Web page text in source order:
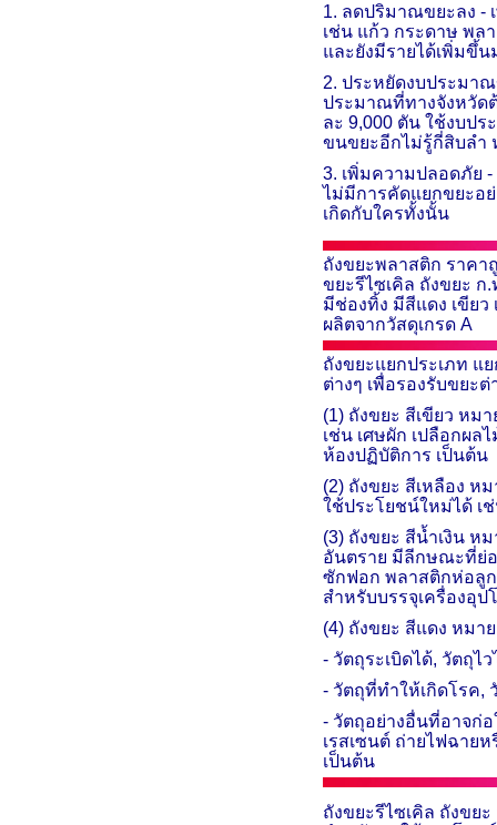
1. ลดปริมาณขยะลง -
เช่น แก้ว กระดาษ พล
และยังมีรายได้เพิ่มขึ้น
2. ประหยัดงบประมา
ประมาณที่ทางจังหวัด
ละ 9,000 ตัน ใช้งบปร
ขนขยะอีกไม่รู้กี่สิบลำ
3. เพิ่มความปลอดภัย
ไม่มีการคัดแยกขยะอ
เกิดกับใครทั้งนั้น
ถังขยะพลาสติก ราคา
ขยะรีไซเคิล ถังขยะ ก.
มีช่องทิ้ง มีสีแดง เขีย
ผลิตจากวัสดุเกรด A
ถังขยะแยกประเภท แ
ต่างๆ เพื่อรองรับขยะ
(1) ถังขยะ สีเขียว หม
เช่น เศษผัก เปลือกผล
ห้องปฏิบัติการ เป็นต้น
(2) ถังขยะ สีเหลือง ห
ใช้ประโยชน์ใหม่ได้ เ
(3) ถังขยะ สีน้ำเงินหม
อันตราย มีลีกษณะที่ย่
ซักฟอก พลาสติกห่อลูก
สำหรับบรรจุเครื่องอุ
(4) ถังขยะ สีแดง หม
- วัตถุระเบิดได้, วัตถุไว
- วัตถุที่ทำให้เกิดโรค,
- วัตถุอย่างอื่นที่อาจก่
เรสเซนต์ ถ่ายไฟฉาย
เป็นต้น
ถังขยะรีไซเคิล ถังขยะ